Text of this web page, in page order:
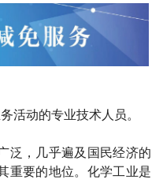
活动的专业技术人员。
泛，几乎遍及国民经济的
重要的地位。化学工业是